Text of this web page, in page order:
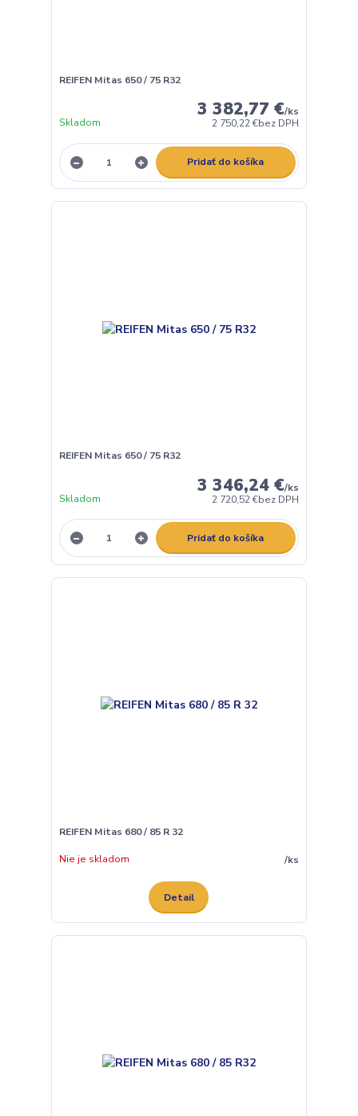
REIFEN Mitas 650 / 75 R32
3 382,77 €/ks
2 750,22 €bez DPH
Skladom
Pridať do košíka
REIFEN Mitas 650 / 75 R32
3 346,24 €/ks
2 720,52 €bez DPH
Skladom
Pridať do košíka
REIFEN Mitas 680 / 85 R 32
/ks
Nie je skladom
Detail